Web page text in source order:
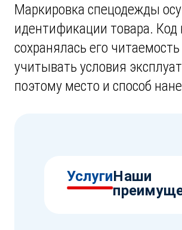
Маркировка спецодежды
идентификации товара. Код
сохранялась его
учитывать условия
поэтому место и способ
УслугиНаши